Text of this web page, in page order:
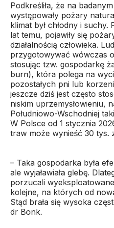
Podkreśliła, że na
występowały pożary
klimat był chłodny i suchy.
lat temu, pojawiły się
działalnością człowieka.
przygotowywać wówczas
stosując tzw. gospodarkę
burn), która polega na
pozostałych pni lub
jeszcze dziś jest często
niskim uprzemysłowieniu,
Południowo-Wschodniej
W Polsce od 1 stycznia
traw może wynieść 30 tys.
– Taka gospodarka była
ale wyjaławiała glebę.
porzucali
kolejne, na których od
Stąd brała się wysoka
dr Bonk.